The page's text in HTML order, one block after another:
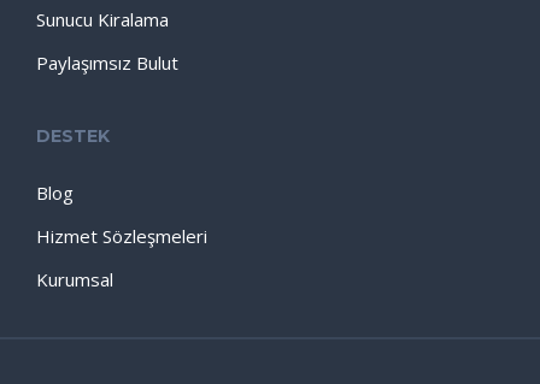
Sunucu Kiralama
Paylaşımsız Bulut
DESTEK
Blog
Hizmet Sözleşmeleri
Kurumsal